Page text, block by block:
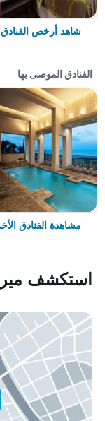
شاهد أرخص
الفنادق الموصى بها
مشاهدة الفنادق
استكشف